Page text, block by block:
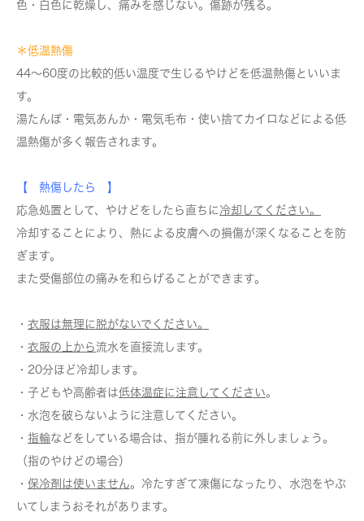
色・白色に乾燥し、痛みを感じない。傷跡が残る。
＊低温熱傷
44～60度の比較的低い温度で生じるやけどを低温熱傷といいま
す。
湯たんぽ・電気あんか・電気毛布・使い捨てカイロなどによる低
温熱傷が多く報告されます。
【 熱傷したら 】
応急処置として、 やけどをしたら直ちに 冷却してください。
冷却することにより、熱による皮膚への損傷が深くなることを防
ぎます。
また受傷部位の痛みを和らげることができます。
・ 衣服は無理に脱がないでください。
・ 衣服の上から流水を直接流します。
・20分ほど冷却します。
・子どもや高齢者は低体温症に注意してください。
・水泡を破らないように注意してください。
・ 指輪などをしている場合は、指が腫れる前に外しましょう。
（指のやけどの場合）
・ 保冷剤は使いません。冷たすぎて凍傷になったり、水泡をやぶ
いてしまうおそれがあります。